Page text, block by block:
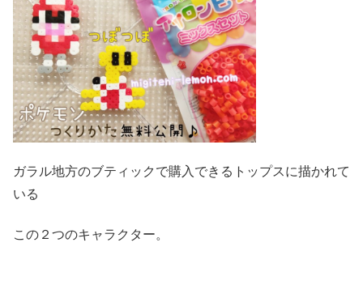
ガラル地方のブティックで購入できるトップスに描かれて
いる
この２つのキャラクター。